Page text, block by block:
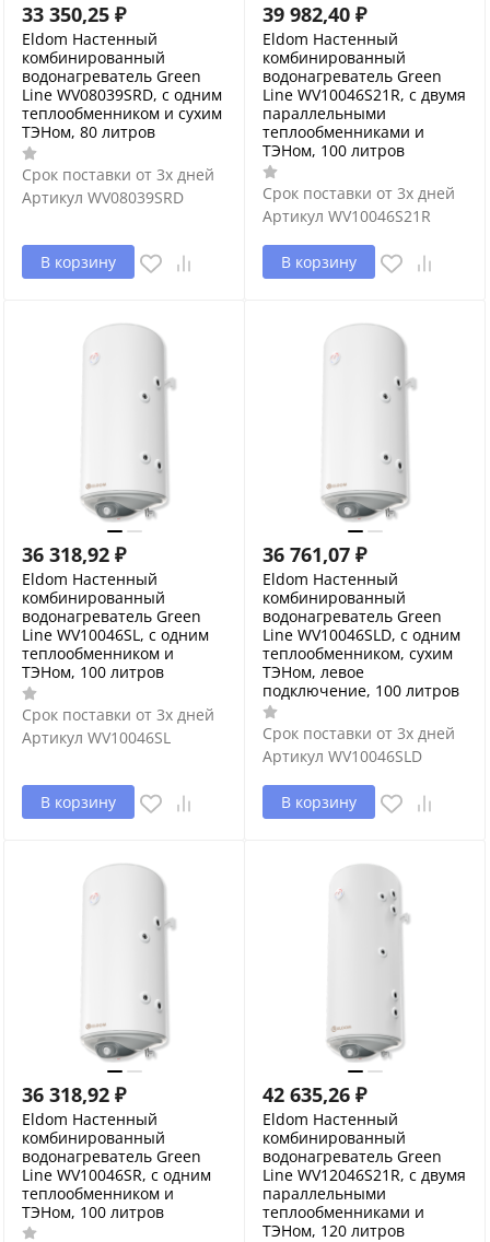
33 350,25 ₽
Eldom Настенный
комбинированный
водонагреватель Green
Line WV08039SRD, с одним
теплообменником и сухим
ТЭНом, 80 литров
Срок поставки от 3х дней
Артикул WV08039SRD
В корзину
39 982,40 ₽
Eldom Настенный
комбинированный
водонагреватель Green
Line WV10046S21R, с двумя
параллельными
теплообменниками и
ТЭНом, 100 литров
Срок поставки от 3х дней
Артикул WV10046S21R
В корзину
36 318,92 ₽
Eldom Настенный
комбинированный
водонагреватель Green
Line WV10046SL, с одним
теплообменником и
ТЭНом, 100 литров
Срок поставки от 3х дней
Артикул WV10046SL
В корзину
36 761,07 ₽
Eldom Настенный
комбинированный
водонагреватель Green
Line WV10046SLD, с одним
теплообменником, сухим
ТЭНом, левое
подключение, 100 литров
Срок поставки от 3х дней
Артикул WV10046SLD
В корзину
36 318,92 ₽
Eldom Настенный
комбинированный
водонагреватель Green
Line WV10046SR, с одним
теплообменником и
ТЭНом, 100 литров
42 635,26 ₽
Eldom Настенный
комбинированный
водонагреватель Green
Line WV12046S21R, с двумя
параллельными
теплообменниками и
ТЭНом, 120 литров